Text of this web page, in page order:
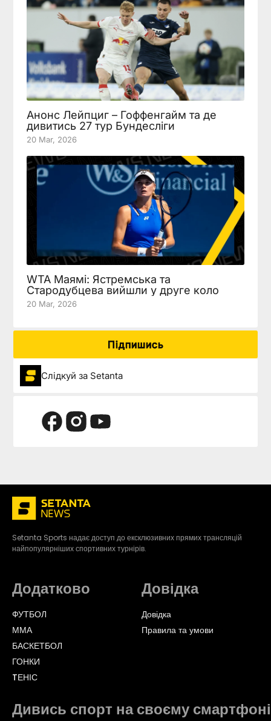
Анонс Лейпциг – Гоффенгайм та де
дивитись 27 тур Бундесліги
20 Mar, 2026
WTA Маямі: Ястремська та
Стародубцева вийшли у друге коло
20 Mar, 2026
Підпишись
Слідкуй за Setanta
Setanta Sports надає доступ до ексклюзивних прямих трансляцій
найпопулярніших спортивних турнірів.
Додатково
ФУТБОЛ
ММА
БАСКЕТБОЛ
ГОНКИ
TЕНІС
Довідка
Довідка
Правила та умови
Дивись спорт на своєму смартфоні